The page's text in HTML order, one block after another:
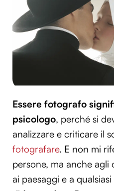
Essere fotografo
psicologo, perché si
analizzare e criticare il
fotografare. E non mi
persone, ma anche agli
ai paesaggi e a